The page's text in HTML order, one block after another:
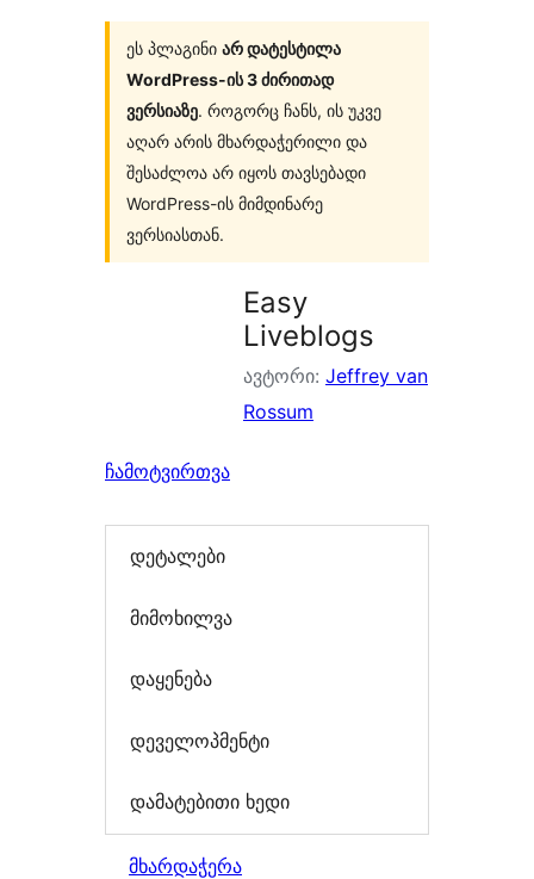
ეს პლაგინი არ დატესტილა
WordPress-ის 3 ძირითად
ვერსიაზე. როგორც ჩანს, ის უკვე
აღარ არის მხარდაჭერილი და
შესაძლოა არ იყოს თავსებადი
WordPress-ის მიმდინარე
ვერსიასთან.
Easy
Liveblogs
ავტორი: Jeffrey van
Rossum
ჩამოტვირთვა
დეტალები
მიმოხილვა
დაყენება
დეველოპმენტი
დამატებითი ხედი
მხარდაჭერა